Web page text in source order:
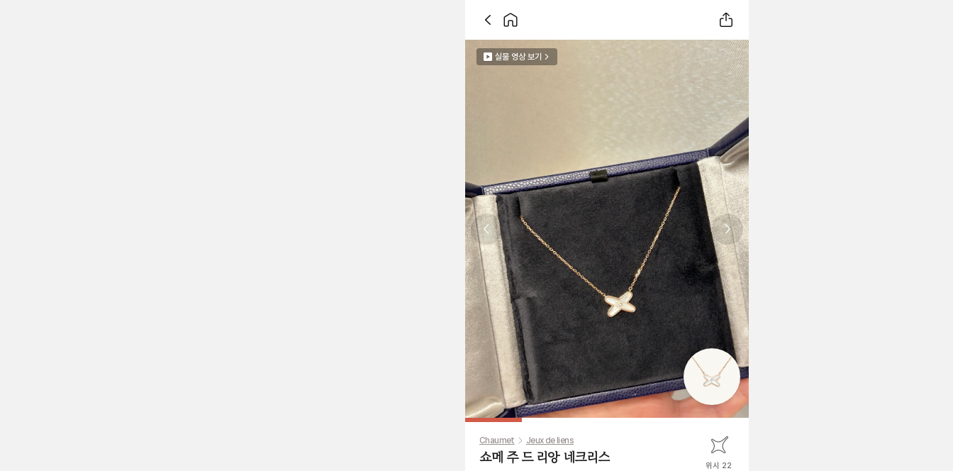
실물 영상 보기
Previous slide Next slide
Chaumet Jeux de liens
쇼메 주 드 리앙 네크리스 위시 22